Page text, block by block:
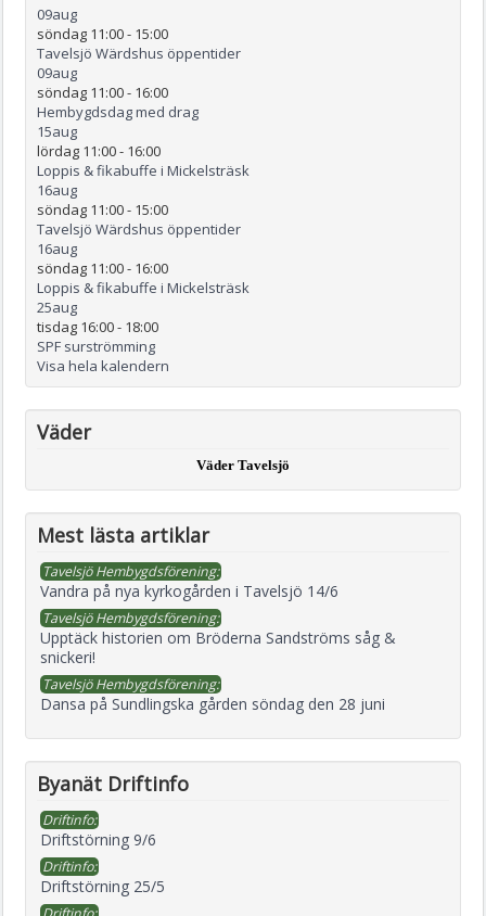
09aug
söndag 11:00- 15:00
Tavelsjö Wärdshus öppentider
09aug
söndag 11:00- 16:00
Hembygdsdag med drag
15aug
lördag 11:00- 16:00
Loppis & fikabuffe i Mickelsträsk
16aug
söndag 11:00- 15:00
Tavelsjö Wärdshus öppentider
16aug
söndag 11:00- 16:00
Loppis & fikabuffe i Mickelsträsk
25aug
tisdag 16:00- 18:00
SPF surströmming
Visa hela kalendern
Väder
Väder Tavelsjö
Mest lästa artiklar
Tavelsjö Hembygdsförening:
Vandra på nya kyrkogården i Tavelsjö 14/6
Tavelsjö Hembygdsförening:
Upptäck historien om Bröderna Sandströms såg &
snickeri!
Tavelsjö Hembygdsförening:
Dansa på Sundlingska gården söndag den 28 juni
Byanät Driftinfo
Driftinfo:
Driftstörning 9/6
Driftinfo:
Driftstörning 25/5